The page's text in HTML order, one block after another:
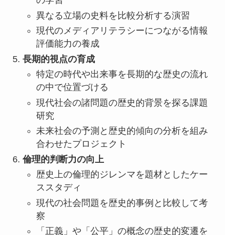
異なる立場の史料を比較分析する演習
現代のメディアリテラシーにつながる情報
評価能力の養成
長期的視点の育成
特定の時代や出来事を長期的な歴史の流れ
の中で位置づける
現代社会の諸問題の歴史的背景を探る課題
研究
未来社会の予測と歴史的傾向の分析を組み
合わせたプロジェクト
倫理的判断力の向上
歴史上の倫理的ジレンマを題材としたケー
ススタディ
現代の社会問題を歴史的事例と比較して考
察
「正義」や「公平」の概念の歴史的変遷を